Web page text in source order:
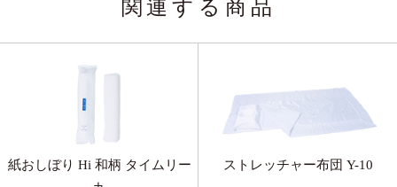
関連する商品
紙おしぼり Hi 和柄 タイムリー
ストレッチャー布団 Y-10